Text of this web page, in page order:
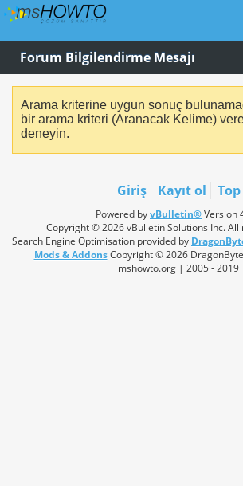
Forum Bilgilendirme Mesajı
Arama kriterine uygun sonuç
bir arama kriteri (Aranacak Kelime)
deneyin.
Giriş Kayıt ol Top
Powered byvBulletin®Version
Copyright © 2026 vBulletin Solutions Inc.
Search Engine Optimisation provided by
Mods & AddonsCopyright © 2026
mshowto.org | 2005 - 2019